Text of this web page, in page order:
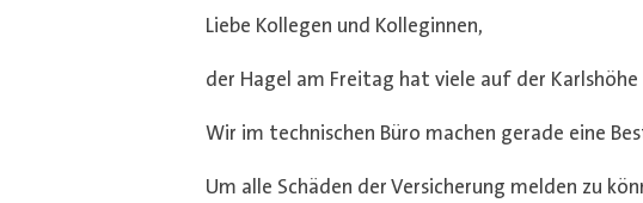
Liebe Kollegen und Kolleginnen,
der Hagel am Freitag hat viele auf der
Wir im technischen Büro machen gerade eine
Um alle Schäden der Versicherung melden zu